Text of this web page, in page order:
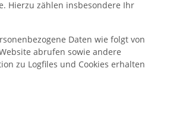
Hierzu zählen insbesondere Ihr
Daten wie folgt von
abrufen sowie andere
zu Logfiles und Cookies erhalten